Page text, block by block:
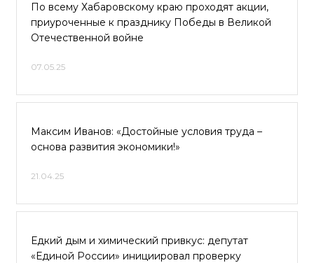
По всему Хабаровскому краю проходят акции,
приуроченные к празднику Победы в Великой
Отечественной войне
07.05.25
Максим Иванов: «Достойные условия труда –
основа развития экономики!»
21.04.25
Едкий дым и химический привкус: депутат
«Единой России» инициировал проверку